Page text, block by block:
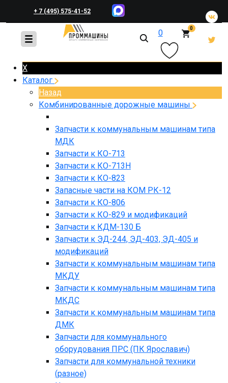
+ 7 (495) 575-41-52
+ 7 (495) 648-45-83 0 0
X
Каталог
Назад
Комбинированные дорожные машины
Запчасти к коммунальным машинам типа
МДК
Запчасти к КО-713
Запчасти к КО-713Н
Запчасти к КО-823
Запасные части на КОМ РК-12
Запчасти к КО-806
Запчасти к КО-829 и модификаций
Запчасти к КДМ-130 Б
Запчасти к ЭД-244, ЭД-403, ЭД-405 и
модификаций
Запчасти к коммунальным машинам типа
МКДУ
Запчасти к коммунальным машинам типа
МКДС
Запчасти к коммунальным машинам типа
ДМК
Запчасти для коммунального
оборудования ПРС (ПК Ярославич)
Запчасти для коммунальной техники
(разное)